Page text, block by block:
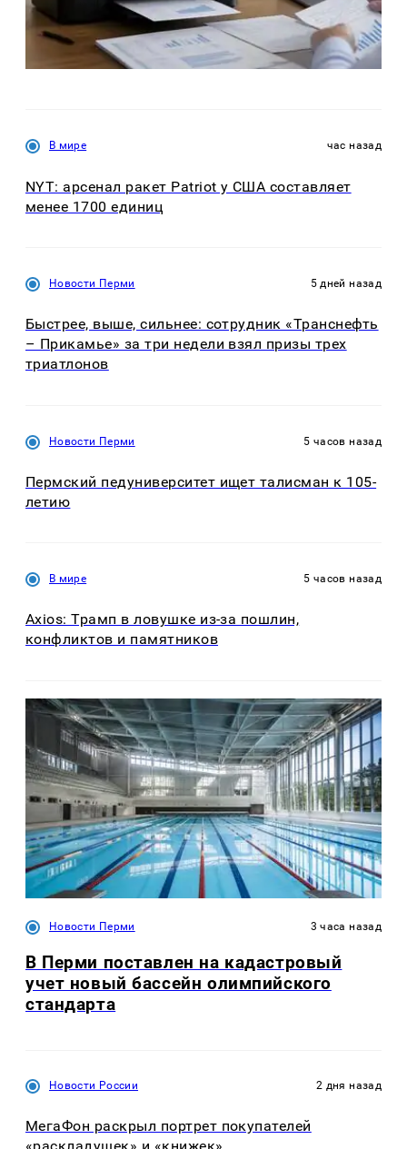
В мире час назад
NYT: арсенал ракет Patriot у США составляет
менее 1700 единиц
Новости Перми 5 дней назад
Быстрее, выше, сильнее: сотрудник «Транснефть
– Прикамье» за три недели взял призы трех
триатлонов
Новости Перми 5 часов назад
Пермский педуниверситет ищет талисман к 105-
летию
В мире 5 часов назад
Axios: Трамп в ловушке из-за пошлин,
конфликтов и памятников
Новости Перми 3 часа назад
В Перми поставлен на кадастровый
учет новый бассейн олимпийского
стандарта
Новости России 2 дня назад
МегаФон раскрыл портрет покупателей